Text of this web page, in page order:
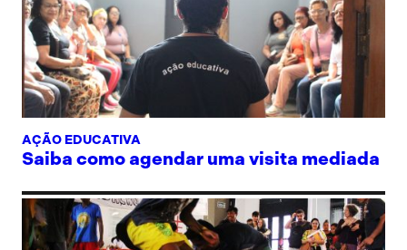
AÇÃO EDUCATIVA
Saiba como agendar uma visita mediada